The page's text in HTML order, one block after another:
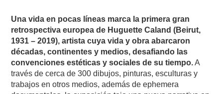
Una vida en pocas líneas marca la primera gran
retrospectiva europea de Huguette Caland (Beirut,
1931 – 2019), artista cuya vida y obra abarcaron
décadas, continentes y medios, desafiando las
convenciones estéticas y sociales de su tiempo.A
través de cerca de 300 dibujos, pinturas, esculturas y
trabajos en otros medios, además de ephemera